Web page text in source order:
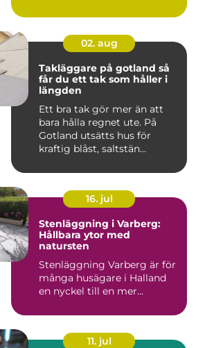
02. aug
Takläggare på gotland så
får du ett tak som håller i
längden
Ett bra tak gör mer än att
bara hålla regnet ute. På
Gotland utsätts hus för
kraftig blåst, saltstän...
16. jul
Stenläggning i Varberg:
Hållbara ytor med
natursten
Stenläggning Varberg är för
många husägare i Halland
en nyckel till en mer...
11. jul